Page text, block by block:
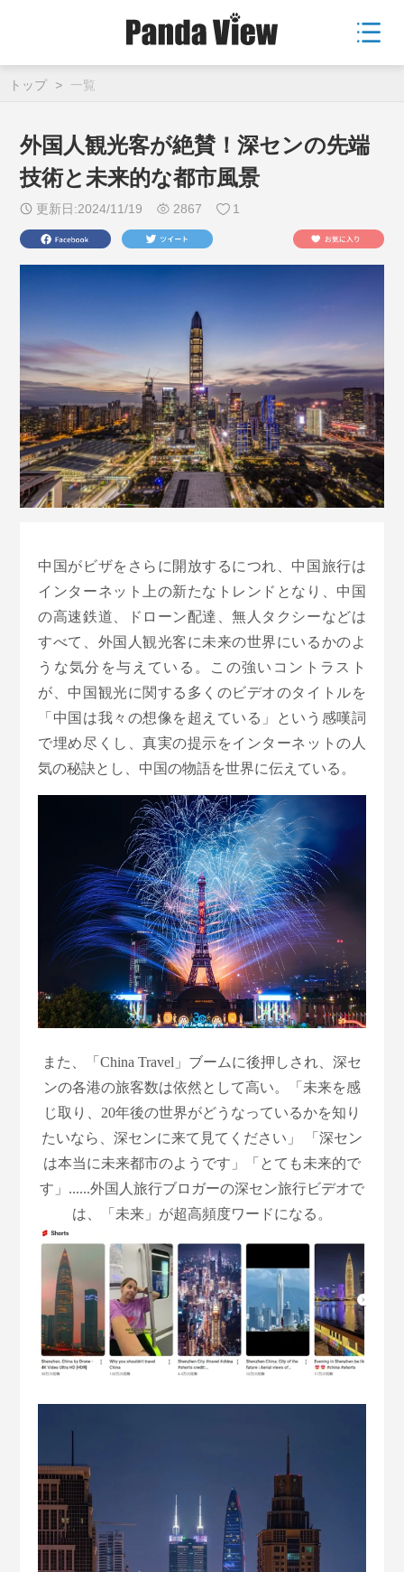
トップ > 一覧
外国人観光客が絶賛！深センの先端
技術と未来的な都市風景
更新日:2024/11/19 2867 1
中国がビザをさらに開放するにつれ、中国旅行は
インターネット上の新たなトレンドとなり、中国
の高速鉄道、ドローン配達、無人タクシーなどは
すべて、外国人観光客に未来の世界にいるかのよ
うな気分を与えている。この強いコントラスト
が、中国観光に関する多くのビデオのタイトルを
「中国は我々の想像を超えている」という感嘆詞
で埋め尽くし、真実の提示をインターネットの人
気の秘訣とし、中国の物語を世界に伝えている。
また、「China Travel」ブームに後押しされ、深セ
ンの各港の旅客数は依然として高い。「未来を感
じ取り、20年後の世界がどうなっているかを知り
たいなら、深センに来て見てください」 「深セン
は本当に未来都市のようです」「とても未来的で
す」......外国人旅行ブロガーの深セン旅行ビデオで
は、「未来」が超高頻度ワードになる。